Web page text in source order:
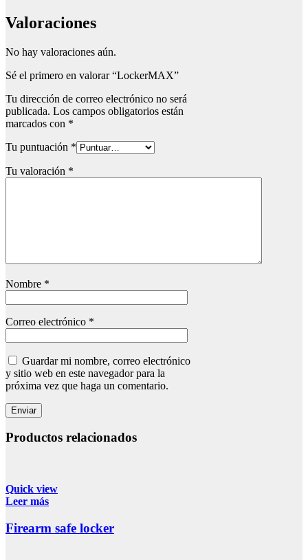
Valoraciones
No hay valoraciones aún.
Sé el primero en valorar “LockerMAX”
Tu dirección de correo electrónico no será
publicada. Los campos obligatorios están
marcados con *
Tu puntuación *
Tu valoración *
Nombre *
Correo electrónico *
Guardar mi nombre, correo electrónico
y sitio web en este navegador para la
próxima vez que haga un comentario.
Productos relacionados
Quick view
Leer más
Firearm safe locker